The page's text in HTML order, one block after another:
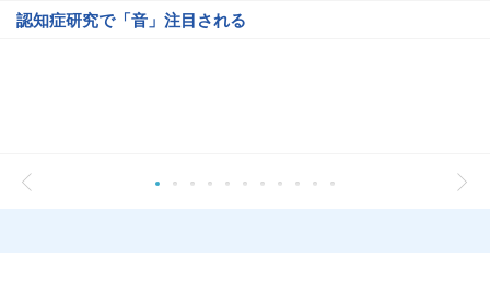
認知症研究で「音」注目される